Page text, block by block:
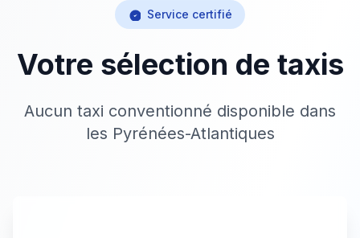
Service certifié
Votre sélection de taxis
Aucun taxi conventionné disponible dans
les Pyrénées-Atlantiques